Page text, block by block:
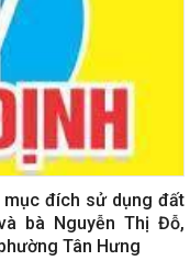
mục đích sử dụng đất
bà Nguyễn Thị Đỗ,
Tân Hưng